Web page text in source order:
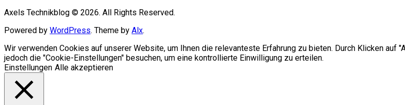
Axels Technikblog © 2026. All Rights Reserved.
Powered by WordPress. Theme by Alx.
Wir verwenden Cookies auf unserer Website, um Ihnen die relevanteste Erfahrung zu bieten. Durch Klicken auf
jedoch die "Cookie-Einstellungen" besuchen, um eine kontrollierte Einwilligung zu erteilen.
Einstellungen Alle akzeptieren